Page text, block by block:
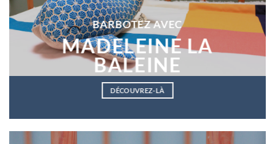
BARBOTEZ AVEC
MADELEINE LA
BALEINE
DÉCOUVREZ-LÀ